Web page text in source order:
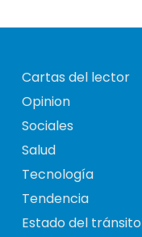
Cartas del lector
Opinion
Sociales
Salud
Tecnología
Tendencia
Estado del tránsito